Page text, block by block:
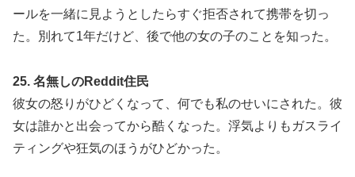
ールを一緒に見ようとしたらすぐ拒否されて携帯を切っ
た。別れて1年だけど、後で他の女の子のことを知った。
25. 名無しのReddit住民
彼女の怒りがひどくなって、何でも私のせいにされた。彼
女は誰かと出会ってから酷くなった。浮気よりもガスライ
ティングや狂気のほうがひどかった。